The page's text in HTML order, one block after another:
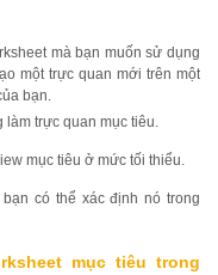
mà bạn muốn sử dụng
một trực quan mới trên một
bạn.
làm trực quan mục tiêu.
mục tiêu ở mức tối thiểu.
có thể xác định nó trong
mục tiêu trong